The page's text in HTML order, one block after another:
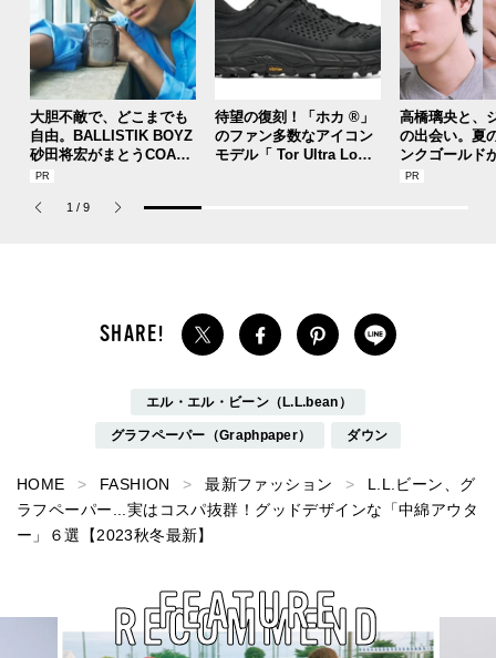
大胆不敵で、どこまでも
自由。BALLISTIK BOYZ
砂田将宏がまとうCOACH
の新作フレグランス「コ
パルファム」
待望の復刻！「ホカ ®」
のファン多数なアイコン
モデル「 Tor Ultra Lo（
高橋璃央と、
の出会い。夏
ンクゴールド
SUMMER
1 / 9
エル・エル・ビーン（L.L.bean）
グラフペーパー（Graphpaper） ダウン
HOME FASHION 最新ファッション
L.L.ビーン、グ
ラフペーパー...実はコスパ抜群！グッドデザインな「中綿アウタ
ー」６選【2023秋冬最新】
RECOMMEND
FEATURE